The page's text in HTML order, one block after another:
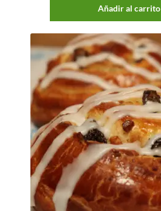
Añadir al carrito